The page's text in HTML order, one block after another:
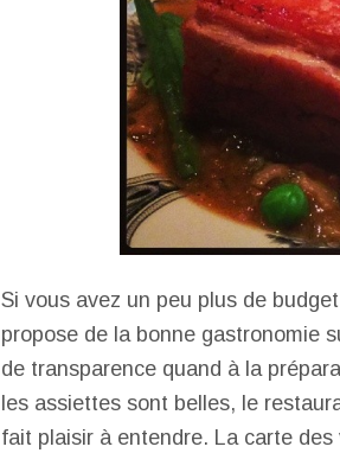
Si vous avez un peu plus de
propose de la bonne gastronomie
de transparence quand à la
les assiettes sont belles, le
fait plaisir à entendre. La carte